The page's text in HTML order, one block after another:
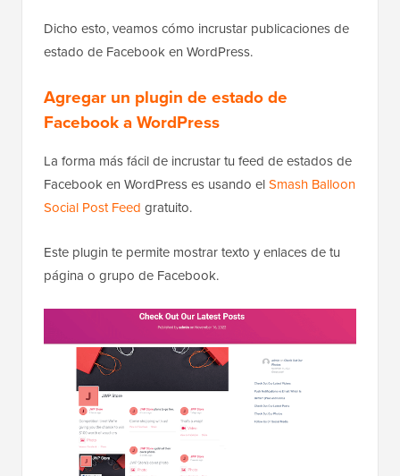
Dicho esto, veamos cómo incrustar publicaciones de
estado de Facebook en WordPress.
Agregar un plugin de estado de
Facebook a WordPress
La forma más fácil de incrustar tu feed de estados de
Facebook en WordPress es usando elSmash Balloon
Social Post Feed gratuito.
Este plugin te permite mostrar texto y enlaces de tu
página o grupo de Facebook.